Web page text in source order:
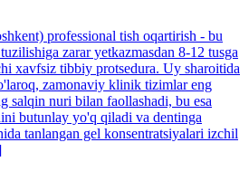
professional tish oqartirish - bu
zarar yetkazmasdan 8-12 tusga
xavfsiz tibbiy protsedura. Uy sharoitida
zamonaviy klinik tizimlar eng
salqin nuri bilan faollashadi, bu esa
butunlay yo'q qiladi va dentinga
tanlangan gel konsentratsiyalari izchil